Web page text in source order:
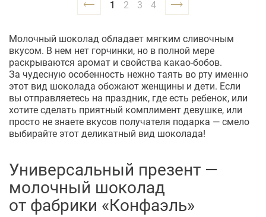
1 2 3 4
Молочный шоколад обладает мягким сливочным
вкусом. В нем нет горчинки, но в полной мере
раскрываются аромат и свойства какао-бобов.
За чудесную особенность нежно таять во рту именно
этот вид шоколада обожают женщины и дети. Если
вы отправляетесь на праздник, где есть ребенок, или
хотите сделать приятный комплимент девушке, или
просто не знаете вкусов получателя подарка — смело
выбирайте этот деликатный вид шоколада!
Универсальный презент —
молочный шоколад
от фабрики «Конфаэль»